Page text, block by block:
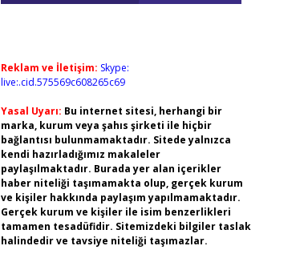
Reklam ve İletişim: Skype:
live:.cid.575569c608265c69
Yasal Uyarı: Bu internet sitesi, herhangi bir
marka, kurum veya şahıs şirketi ile hiçbir
bağlantısı bulunmamaktadır. Sitede yalnızca
kendi hazırladığımız makaleler
paylaşılmaktadır. Burada yer alan içerikler
haber niteliği taşımamakta olup, gerçek kurum
ve kişiler hakkında paylaşım yapılmamaktadır.
Gerçek kurum ve kişiler ile isim benzerlikleri
tamamen tesadüfidir. Sitemizdeki bilgiler taslak
halindedir ve tavsiye niteliği taşımazlar.